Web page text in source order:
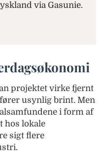
via Gasunie.
projektet virke fjernt
usynlig brint. Men
i form af
hos lokale
sigt flere